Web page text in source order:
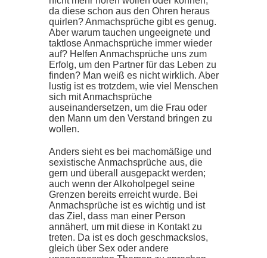
da diese schon aus den Ohren heraus
quirlen? Anmachsprüche gibt es genug.
Aber warum tauchen ungeeignete und
taktlose Anmachsprüche immer wieder
auf? Helfen Anmachsprüche uns zum
Erfolg, um den Partner für das Leben zu
finden? Man weiß es nicht wirklich. Aber
lustig ist es trotzdem, wie viel Menschen
sich mit Anmachsprüche
auseinandersetzen, um die Frau oder
den Mann um den Verstand bringen zu
wollen.
Anders sieht es bei machomäßige und
sexistische Anmachsprüche aus, die
gern und überall ausgepackt werden;
auch wenn der Alkoholpegel seine
Grenzen bereits erreicht wurde. Bei
Anmachsprüche ist es wichtig und ist
das Ziel, dass man einer Person
annähert, um mit diese in Kontakt zu
treten. Da ist es doch geschmackslos,
gleich über Sex oder andere